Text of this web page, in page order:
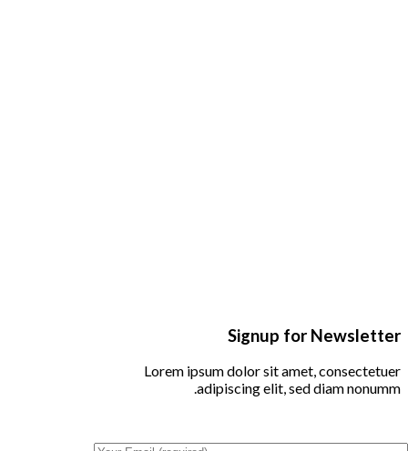
Signup for Newsletter
Lorem ipsum dolor sit amet, consectetuer
adipiscing elit, sed diam nonumm.